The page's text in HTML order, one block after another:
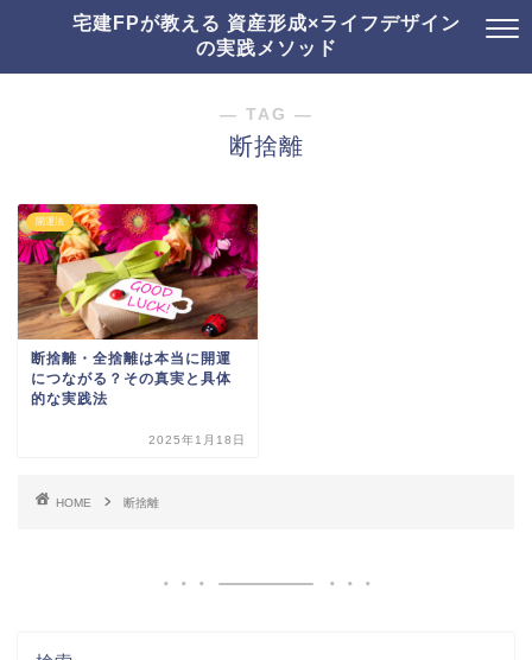
宅建FPが教える 資産形成×ライフデザイン
の実践メソッド
― TAG ―
断捨離
開運法
断捨離・全捨離は本当に開運
につながる？その真実と具体
的な実践法
2025年1月18日
HOME 断捨離